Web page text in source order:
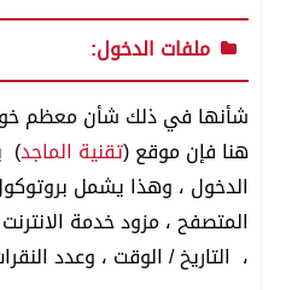
ملفات الدخول:
شأنها في ذلك شأن معظم
هنا فإن موقع (تقنية الماجد)
الدخول ، وهذا يشمل
المتصفح ، مزود خدمة
، التاريخ / الوقت ، وعدد